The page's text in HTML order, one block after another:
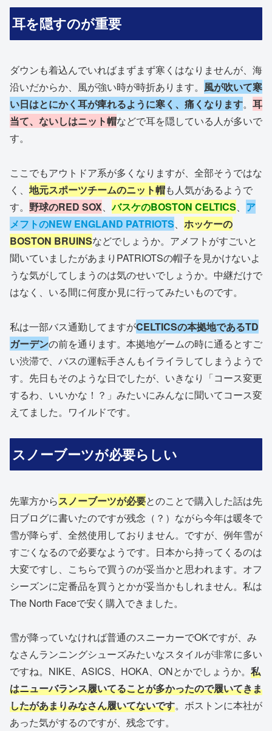
耳を隠すのが重要
ダウンも着込んでいればまずまず寒くはなりませんが、海
沿いだからか、風が強い時が時折あります。 風が吹いて寒
い日はとにかく耳が痺れるように寒く、痛くなります。 耳
当て、ないしはニット帽などで耳を隠している人が多いで
す。
ここでもアウトドア系が多くなりますが、全部そうではな
く、 地元スポーツチームのニット帽も人気があるようで
す。 野球のRED SOX、バスケのBOSTON CELTICS、 ア
メフトのNEW ENGLAND PATRIOTS、 ホッケーの
BOSTON BRUINSなどでしょうか。アメフトがすごいと
聞いていましたがあまりPATRIOTSの帽子を見かけないよ
うな気がしてしまうのは気のせいでしょうか。中継だけで
はなく、いる間に何度か見に行ってみたいものです。
私は一部バス通勤してますがCELTICSの本拠地であるTD
ガーデンの前を通ります。本拠地ゲームの時に通るとすご
い渋滞で、バスの運転手さんもイライラしてしまうようで
す。先日もそのような日でしたが、いきなり「コース変更
するわ、いいかな！？」みたいにみんなに聞いてコース変
えてました。ワイルドです。
スノーブーツが必要らしい
先輩方からスノーブーツが必要とのことで購入した話は先
日ブログに書いたのですが残念（？）ながら今年は暖冬で
雪が降らず、全然使用しておりません。ですが、例年雪が
すごくなるので必要なようです。日本から持ってくるのは
大変ですし、こちらで買うのが妥当かと思われます。オフ
シーズンに定番品を買うとかが妥当かもしれません。私は
The North Faceで安く購入できました。
雪が降っていなければ普通のスニーカーでOKですが、み
なさんランニングシューズみたいなスタイルが非常に多い
ですね。NIKE、ASICS、HOKA、ONとかでしょうか。 私
はニューバランス履いてることが多かったので履いてきま
したがあまりみなさん履いてないです。ボストンに本社が
あった気がするのですが、残念です。